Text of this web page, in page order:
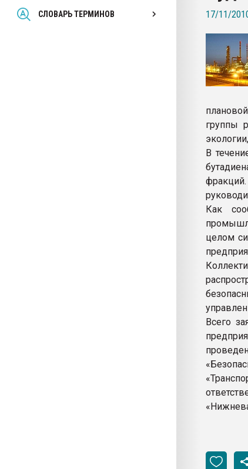
СЛОВАРЬ ТЕРМИНОВ
Всё, что касается
бутылок17/11/
группы
В
Как
целом
Всего